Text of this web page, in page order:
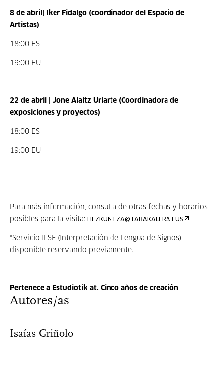
8 de abril| Iker Fidalgo (coordinador del Espacio de
Artistas)
18:00 ES
19:00 EU
22 de abril | Jone Alaitz Uriarte (Coordinadora de
exposiciones y proyectos)
18:00 ES
19:00 EU
Para más información, consulta de otras fechas y horarios
posibles para la visita: HEZKUNTZA@TABAKALERA.EUS
*Servicio ILSE (Interpretación de Lengua de Signos)
disponible reservando previamente.
Pertenece a Estudiotik at. Cinco años de creación
Autores/as
Isaías Griñolo